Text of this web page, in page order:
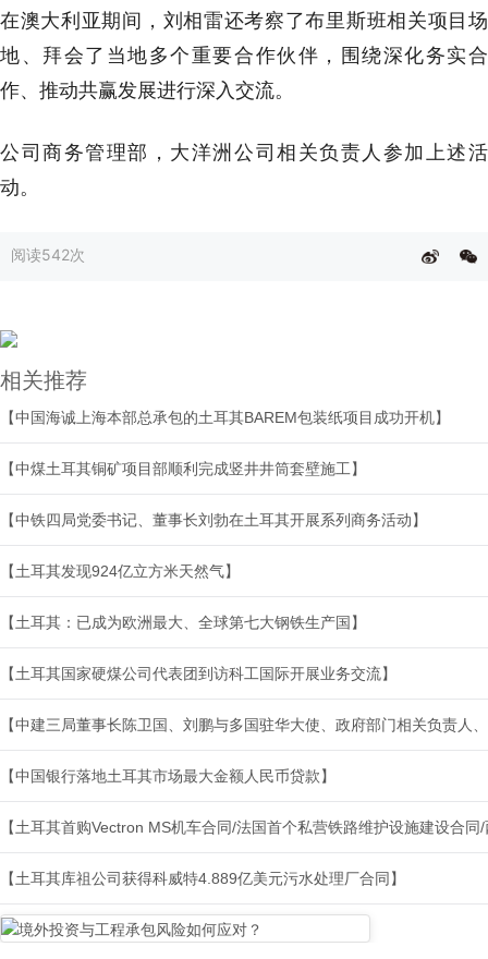
在澳大利亚期间，刘相雷还考察了布里斯班相关项目场
地、拜会了当地多个重要合作伙伴，围绕深化务实合
作、推动共赢发展进行深入交流。
公司商务管理部，大洋洲公司相关负责人参加上述活
动。
阅读542次
相关推荐
【中国海诚上海本部总承包的土耳其BAREM包装纸项目成功开机】
【中煤土耳其铜矿项目部顺利完成竖井井筒套壁施工】
【中铁四局党委书记、董事长刘勃在土耳其开展系列商务活动】
【土耳其发现924亿立方米天然气】
【土耳其：已成为欧洲最大、全球第七大钢铁生产国】
【土耳其国家硬煤公司代表团到访科工国际开展业务交流】
【中建三局董事长陈卫国、刘鹏与多国驻华大使、政府部门相关负责人
【中国银行落地土耳其市场最大金额人民币贷款】
【土耳其首购Vectron MS机车合同/法国首个私营铁路维护设施建设合
【土耳其库祖公司获得科威特4.889亿美元污水处理厂合同】